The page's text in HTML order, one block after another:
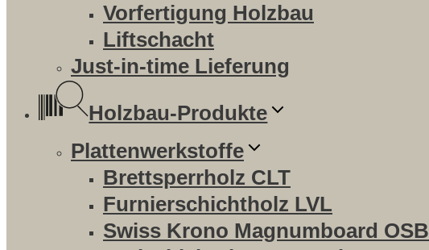
Vorfertigung Holzbau
Liftschacht
Just-in-time Lieferung
Holzbau-Produkte
Plattenwerkstoffe
Brettsperrholz CLT
Furnierschichtholz LVL
Swiss Krono Magnumboard OSB